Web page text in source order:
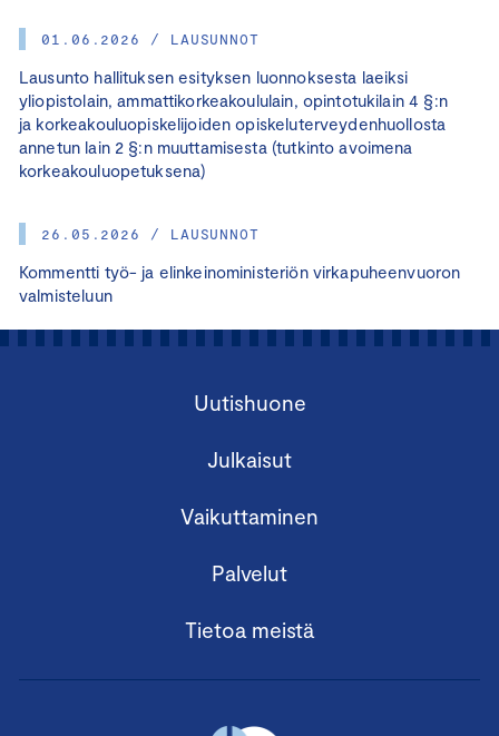
01.06.2026 / LAUSUNNOT
Lausunto hallituksen esityksen luonnoksesta laeiksi
yliopistolain, ammattikorkeakoululain, opintotukilain 4 §:n
ja korkeakouluopiskelijoiden opiskeluterveydenhuollosta
annetun lain 2 §:n muuttamisesta (tutkinto avoimena
korkeakouluopetuksena)
26.05.2026 / LAUSUNNOT
Kommentti työ- ja elinkeinoministeriön virkapuheenvuoron
valmisteluun
Uutishuone
Julkaisut
Vaikuttaminen
Palvelut
Tietoa meistä